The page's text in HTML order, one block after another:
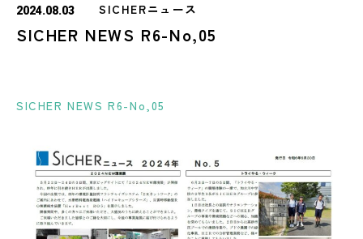
2024.08.03 SICHERニュース
SICHER NEWS R6-No,05
SICHER NEWS R6-No,05